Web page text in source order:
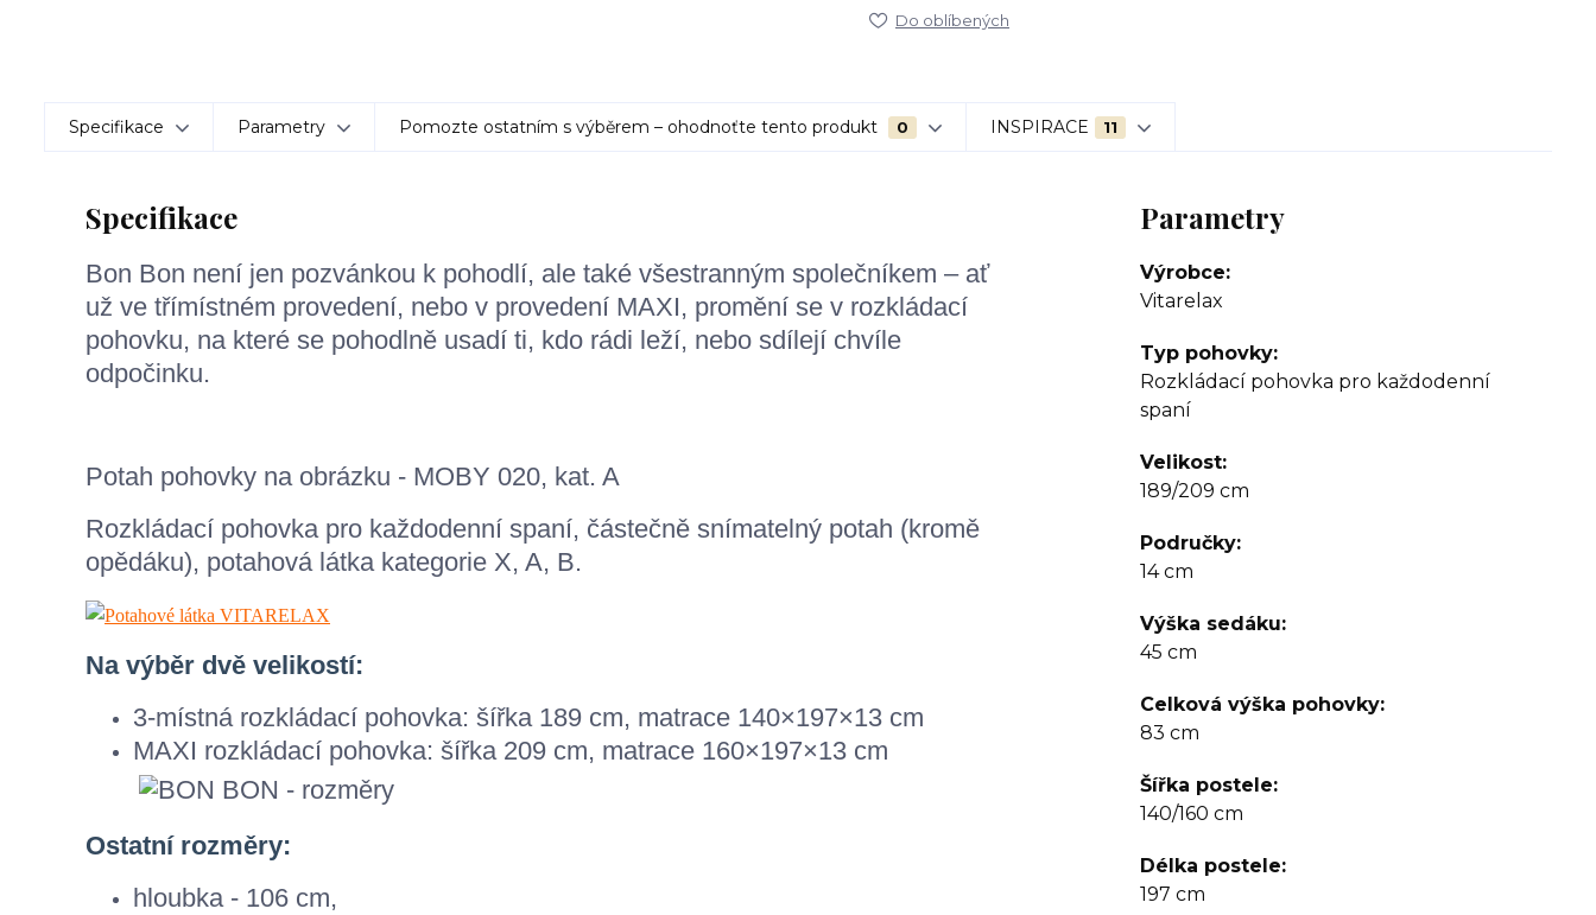
Do oblíbených
Specifikace Parametry Pomozte ostatním s výběrem – ohodnoťte tento produkt 0 INSPIRACE 11
Specifikace
Bon Bon není jen pozvánkou k pohodlí, ale také všestranným společníkem – ať
už ve třímístném provedení, nebo v provedení MAXI, promění se v rozkládací
pohovku, na které se pohodlně usadí ti, kdo rádi leží, nebo sdílejí chvíle
odpočinku.
Potah pohovky na obrázku - MOBY 020, kat. A
Rozkládací pohovka pro každodenní spaní, částečně snímatelný potah (kromě
opědáku), potahová látka kategorie X, A, B.
Na výběr dvě velikostí:
3-místná rozkládací pohovka: šířka 189 cm, matrace 140×197×13 cm
MAXI rozkládací pohovka: šířka 209 cm, matrace 160×197×13 cm
Ostatní rozměry:
hloubka - 106 cm,
Parametry
Výrobce
Vitarelax
Typ pohovky
Rozkládací pohovka pro každodenní
spaní
Velikost
189/209 cm
Područky
14 cm
Výška sedáku
45 cm
Celková výška pohovky
83 cm
Šířka postele
140/160 cm
Délka postele
197 cm